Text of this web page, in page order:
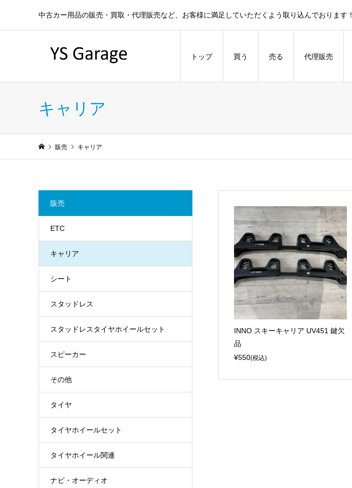
中古カー用品の販売・買取・代理販売など、お客様に満足していただくよう取り込んでおります！
トップ 買う 売る 代理販売
キャリア
販売 キャリア
INNO スキーキャリア UV451 鍵欠
品
¥550(税込)
販売
ETC
キャリア
シート
スタッドレス
スタッドレスタイヤホイールセット
スピーカー
その他
タイヤ
タイヤホイールセット
タイヤホイール関連
ナビ・オーディオ